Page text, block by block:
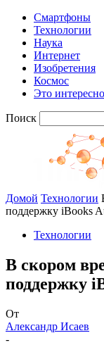
Смартфоны
Технологии
Наука
Интернет
Изобретения
Космос
Это интересно
Поиск
Домой Технологии
поддержку iBooks
Технологии
В скором
поддержку
От
Александр Исаев
-